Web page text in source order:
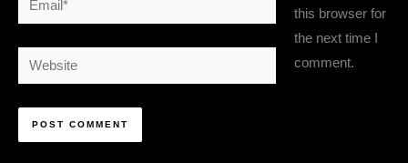
Website
this browser for
the next time I
comment.